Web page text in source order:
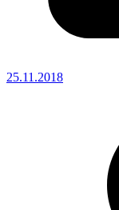
25.11.2018